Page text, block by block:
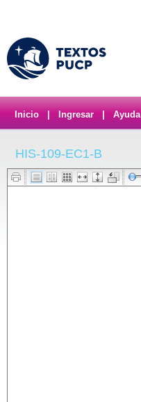
Inicio Ingresar Ayuda
HIS-109-EC1-B